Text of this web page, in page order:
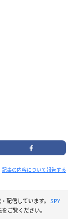
記事の内容について報告する
配信しています。 SPY
ご覧ください。